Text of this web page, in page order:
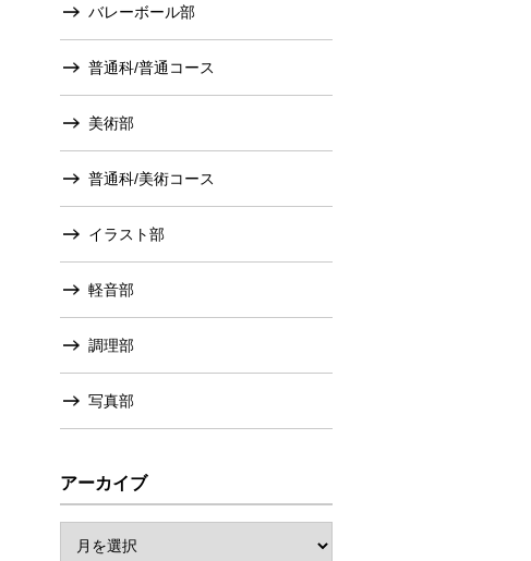
バレーボール部
普通科/普通コース
美術部
普通科/美術コース
イラスト部
軽音部
調理部
写真部
アーカイブ